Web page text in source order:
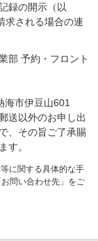
録の開示（以
求される場合の連
部 予約・フロント
海市伊豆山601
送以外のお申し出
、その旨ご了承賜
す。
に関する具体的な手
問い合わせ先」をご